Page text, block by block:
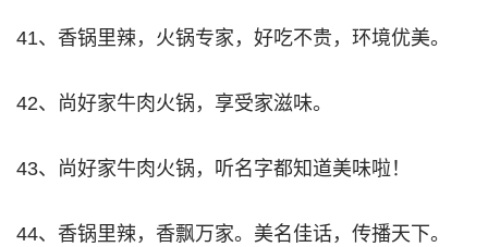
41、香锅里辣，火锅专家，好吃不贵，环境优美。
42、尚好家牛肉火锅，享受家滋味。
43、尚好家牛肉火锅，听名字都知道美味啦！
44、香锅里辣，香飘万家。美名佳话，传播天下。